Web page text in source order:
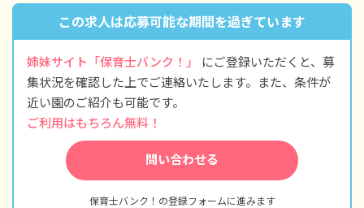
できます。
また、夏季休暇や冬季休暇など連続した休暇の
この求人は応募可能な期間を過ぎています
姉妹サイト「保育士バンク！」
にご登録いただくと、募
集状況を確認した上でご連絡いたします。また、条件が
近い園のご紹介も可能です。
ご利用はもちろん無料！
問い合わせる
保育士バンク！の登録フォームに進みます